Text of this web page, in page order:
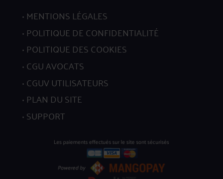
MENTIONS LÉGALES
POLITIQUE DE CONFIDENTIALITÉ
POLITIQUE DES COOKIES
CGU AVOCATS
CGUV UTILISATEURS
PLAN DU SITE
SUPPORT